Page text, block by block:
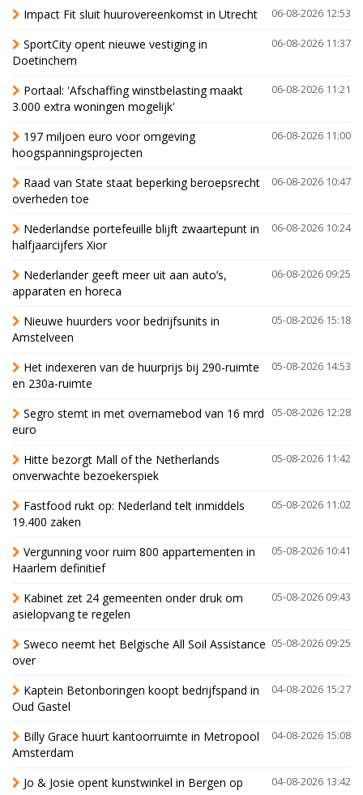
06-08-2026 12:53
Impact Fit sluit huurovereenkomst in Utrecht
06-08-2026 11:37
SportCity opent nieuwe vestiging in
Doetinchem
06-08-2026 11:21
Portaal: 'Afschaffing winstbelasting maakt
3.000 extra woningen mogelijk'
06-08-2026 11:00
197 miljoen euro voor omgeving
hoogspanningsprojecten
06-08-2026 10:47
Raad van State staat beperking beroepsrecht
overheden toe
06-08-2026 10:24
Nederlandse portefeuille blijft zwaartepunt in
halfjaarcijfers Xior
06-08-2026 09:25
Nederlander geeft meer uit aan auto’s,
apparaten en horeca
05-08-2026 15:18
Nieuwe huurders voor bedrijfsunits in
Amstelveen
05-08-2026 14:53
Het indexeren van de huurprijs bij 290-ruimte
en 230a-ruimte
05-08-2026 12:28
Segro stemt in met overnamebod van 16 mrd
euro
05-08-2026 11:42
Hitte bezorgt Mall of the Netherlands
onverwachte bezoekerspiek
05-08-2026 11:02
Fastfood rukt op: Nederland telt inmiddels
19.400 zaken
05-08-2026 10:41
Vergunning voor ruim 800 appartementen in
Haarlem definitief
05-08-2026 09:43
Kabinet zet 24 gemeenten onder druk om
asielopvang te regelen
05-08-2026 09:25
Sweco neemt het Belgische All Soil Assistance
over
04-08-2026 15:27
Kaptein Betonboringen koopt bedrijfspand in
Oud Gastel
04-08-2026 15:08
Billy Grace huurt kantoorruimte in Metropool
Amsterdam
04-08-2026 13:42
Jo & Josie opent kunstwinkel in Bergen op